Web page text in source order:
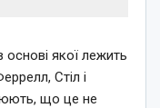
якої лежить
Стіл і
що це не